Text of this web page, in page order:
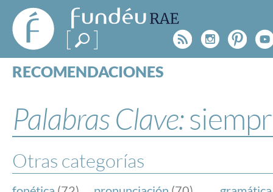
FundéuRAE
- Fundación
del Español
Urgente
Rss
RECOMENDACIONES
ESPECIALES
BLOG
NOTICIAS
SOBRE LA FUNDÉURAE
Palabras Clave:
Otras categorías